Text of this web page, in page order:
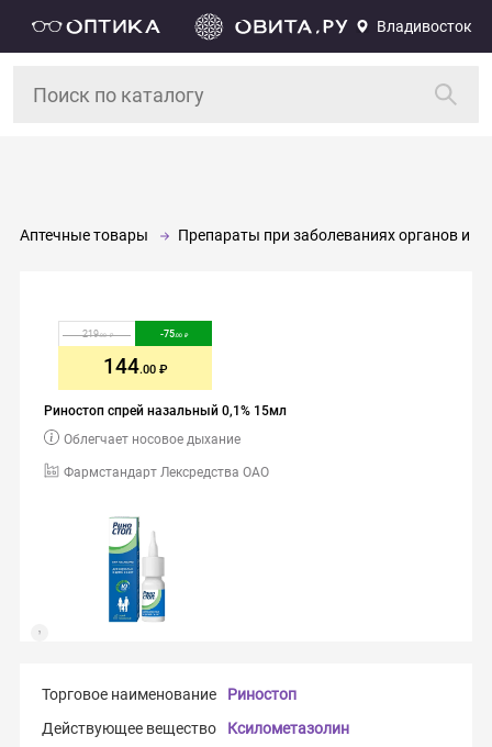
Владивосток
Аптечные товары Препараты при заболеваниях органов и
Риностоп спрей назальный 0,1% 15мл
Фармстандарт Лексредства ОАО
Облегчает носовое дыхание
219.00 -75.00
144.00
Торговое наименование
Риностоп
Действующее вещество
Ксилометазолин